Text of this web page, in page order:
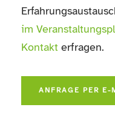
im
Kontakt erfragen.
ANFRAGE PER E-